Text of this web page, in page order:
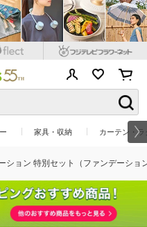
家具・収納 カーテン・
ション 特別セット（ファンデーショ